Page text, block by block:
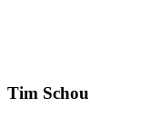
Tim Schou